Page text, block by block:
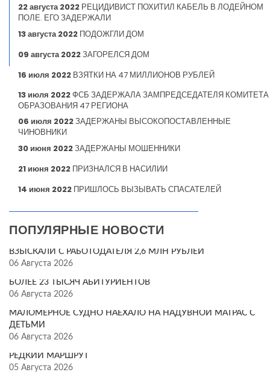
22 августа 2022 РЕЦИДИВИСТ ПОХИТИЛ КАБЕЛЬ В ЛОДЕЙНОМ
ПОЛЕ. ЕГО ЗАДЕРЖАЛИ
13 августа 2022 ПОДОЖГЛИ ДОМ
09 августа 2022ЗАГОРЕЛСЯ ДОМ
16 июля 2022 ВЗЯТКИ НА 47 МИЛЛИОНОВ РУБЛЕЙ
13 июля 2022ФСБ ЗАДЕРЖАЛА ЗАМПРЕДСЕДАТЕЛЯ КОМИТЕТА
ОБРАЗОВАНИЯ 47 РЕГИОНА
06 июля 2022ЗАДЕРЖАНЫ ВЫСОКОПОСТАВЛЕННЫЕ
ЧИНОВНИКИ
30 июня 2022ЗАДЕРЖАНЫ МОШЕННИКИ
21 июня 2022 ПРИЗНАЛСЯ В НАСИЛИИ
14 июня 2022 ПРИШЛОСЬ ВЫЗЫВАТЬ СПАСАТЕЛЕЙ
ПОПУЛЯРНЫЕ НОВОСТИ
ВЗЫСКАЛИ С РАБОТОДАТЕЛЯ 2,6 МЛН РУБЛЕЙ
06 Августа 2026
БОЛЕЕ 23 ТЫСЯЧ АБИТУРИЕНТОВ
06 Августа 2026
МАЛОМЕРНОЕ СУДНО НАЕХАЛО НА НАДУВНОЙ МАТРАС С
ДЕТЬМИ
06 Августа 2026
РЕДКИЙ МАРШРУТ
05 Августа 2026